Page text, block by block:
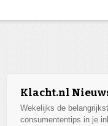
Klacht.nl
Wekelijks de
consumententips in je